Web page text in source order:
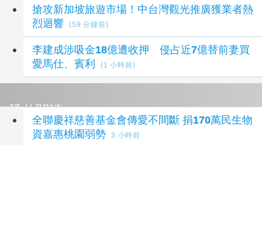
搶攻新加坡旅遊市場！中台灣觀光推廣獲業者熱
烈迴響
(59 分鐘前)
李建成涉吸金18億遭收押 侵占近7億替前妻買
愛馬仕、賓利
(1 小時前)
延伸閱讀
全聯慶祥慈善基金會傳愛不間斷 捐170萬民生物
資嘉惠桃園弱勢
3 小時前